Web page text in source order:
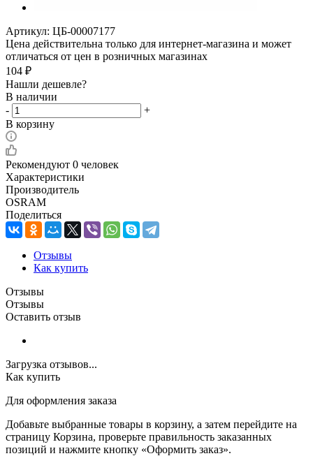
Артикул: ЦБ-00007177
Цена действительна только для интернет-магазина и может
отличаться от цен в розничных магазинах
104 ₽
Нашли дешевле?
В наличии
-
+
В корзину
Рекомендуют 0 человек
Характеристики
Производитель
OSRAM
Поделиться
Отзывы
Как купить
Отзывы
Отзывы
Оставить отзыв
Загрузка отзывов...
Как купить
Для оформления заказа
Добавьте выбранные товары в корзину, а затем перейдите на
страницу Корзина, проверьте правильность заказанных
позиций и нажмите кнопку «Оформить заказ».